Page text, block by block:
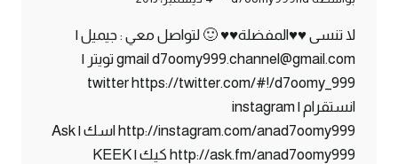
لا تنسى ♥♥المفضلة♥♥ 🙂 لتواصل معي : جيميل |
gmail d7oomy999.channel@gmail.com تويتر |
twitter https://twitter.com/#!/d7oomy_999
انستقرام | instagram
http://instagram.com/anad7oomy999 اسك | Ask
http://ask.fm/anad7oomy999 كيك | KEEK